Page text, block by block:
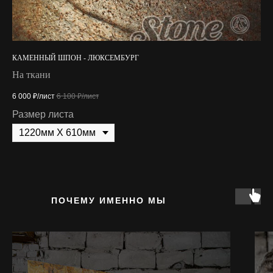
КАМЕННЫЙ ШПОН - ЛЮКСЕМБУРГ
На ткани
6 000 ₽/лист 6 100 ₽/лист
Размер листа
ПОЧЕМУ ИМЕННО МЫ